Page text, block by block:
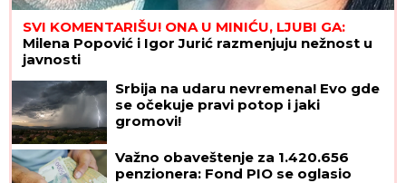
SVI KOMENTARIŠU! ONA U MINIĆU, LJUBI GA:
Milena Popović i Igor Jurić razmenjuju nežnost u
javnosti
Srbija na udaru nevremena! Evo gde
se očekuje pravi potop i jaki
gromovi!
Važno obaveštenje za 1.420.656
penzionera: Fond PIO se oglasio